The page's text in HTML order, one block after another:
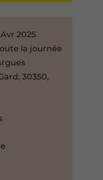
2025
la journée
30350,